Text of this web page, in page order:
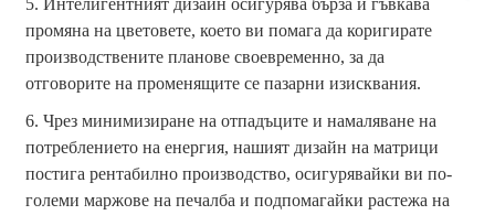
промяна на цветовете, което ви помага да коригирате
производствените планове своевременно, за да
отговорите на променящите се пазарни изисквания.
6. Чрез минимизиране на отпадъците и намаляване на
потреблението на енергия, нашият дизайн на матрици
постига рентабилно производство, осигурявайки ви по-
големи маржове на печалба и подпомагайки растежа на